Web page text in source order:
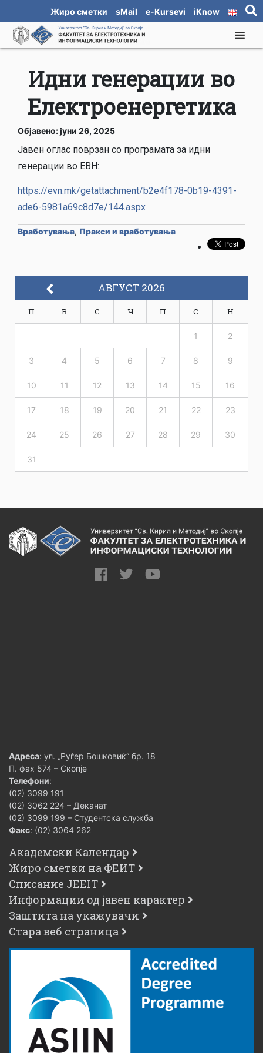
Жиро сметки sMail e-Kursevi iKnow
Идни генерации во
Електроенергетика
Објавено: јуни 26, 2025
Јавен оглас поврзан со програмата за идни
генерации во ЕВН:
https://evn.mk/getattachment/b2e4f178-0b19-4391-
ade6-5981a69c8d7e/144.aspx
Вработувања, Пракси и вработувања
АВГУСТ 2026
П В С Ч П С Н
1 2
3 4 5 6 7 8 9
10 11 12 13 14 15 16
17 18 19 20 21 22 23
24 25 26 27 28 29 30
31
Адреса: ул. „Руѓер Бошковиќ“ бр. 18
П. фах 574 – Скопје
Телефони:
(02) 3099 191
(02) 3062 224 – Деканат
(02) 3099 199 – Студентска служба
Факс: (02) 3064 262
Академски Календар
Жиро сметки на ФЕИТ
Списание JEEIT
Информации од јавен карактер
Заштита на укажувачи
Стара веб страница